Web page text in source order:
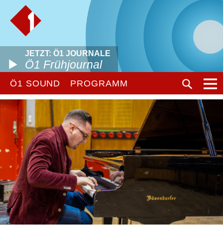
JETZT: Ö1 JOURNALE
Ö1 Frühjournal
Ö1 SOUND PROGRAMM